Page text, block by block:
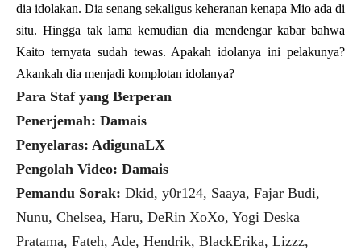
dia idolakan. Dia senang sekaligus keheranan kenapa Mio ada di
situ. Hingga tak lama kemudian dia mendengar kabar bahwa
Kaito ternyata sudah tewas. Apakah idolanya ini pelakunya?
Akankah dia menjadi komplotan idolanya?
Para Staf yang Berperan
Penerjemah: Damais
Penyelaras: AdigunaLX
Pengolah Video: Damais
Pemandu Sorak: Dkid, y0r124, Saaya, Fajar Budi,
Nunu, Chelsea, Haru, DeRin XoXo, Yogi Deska
Pratama, Fateh, Ade, Hendrik, BlackErika, Lizzz,